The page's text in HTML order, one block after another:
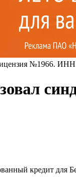
№1966.
кредит для